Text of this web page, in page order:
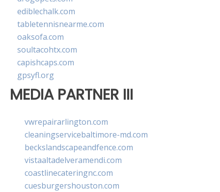
ediblechalk.com
tabletennisnearme.com
oaksofa.com
soultacohtx.com
capishcaps.com
gpsyfl.org
MEDIA PARTNER III
vwrepairarlington.com
cleaningservicebaltimore-md.com
beckslandscapeandfence.com
vistaaltadelveramendi.com
coastlinecateringnc.com
cuesburgershouston.com